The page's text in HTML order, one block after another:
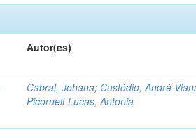
Autor(es)
Cabral, Johana; Custódio, André
Picornell-Lucas, Antonia